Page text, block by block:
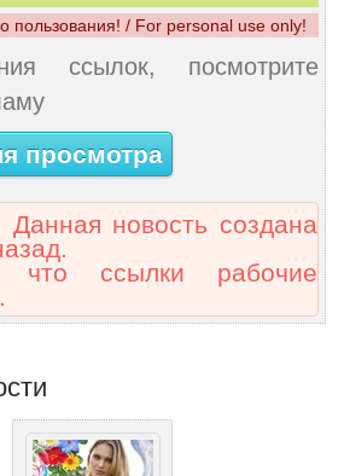
пользования! / For personal use only!
ссылок, посмотрите
просмотра
Данная новость создана
что ссылки рабочие